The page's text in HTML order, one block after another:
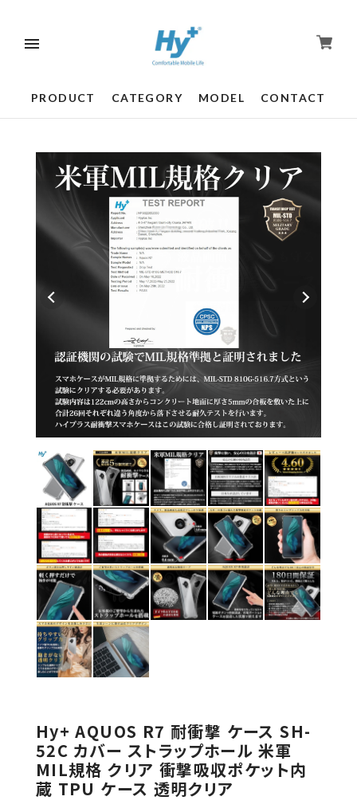
PRODUCT CATEGORY MODEL CONTACT
Hy+ AQUOS R7 耐衝撃 ケース SH-
52C カバー ストラップホール 米軍
MIL規格 クリア 衝撃吸収ポケット内
蔵 TPU ケース 透明クリア